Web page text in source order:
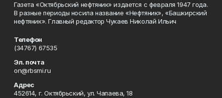
Газета «Октябрьский нефтяник» издается с февраля 1947 года.
В разные периоды носила название «Нефтяник», «Башкирский
нефтяник». Главный редактор Чукаев Николай Ильич
Телефон
(34767) 67535
Эл. почта
on@rbsmi.ru
Адрес
452614, г. Октябрьский, ул. Чапаева, 18